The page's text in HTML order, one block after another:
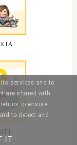
services and to
are shared with
to ensure
to detect and
IT